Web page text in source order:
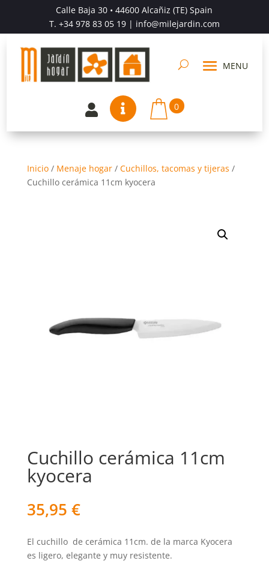
Calle Baja 30 • 44600 Alcañiz (TE) Spain
T. +34 978 83 05 19| info@milejardin.com
  0
Inicio/ Menaje hogar/ Cuchillos, tacomas y tijeras /
Cuchillo cerámica 11cm kyocera
Cuchillo cerámica 11cm
kyocera
35,95 €
El cuchillo de cerámica 11cm. de la marca Kyocera
es ligero, elegante y muy resistente.